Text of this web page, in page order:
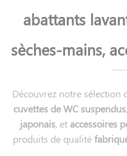
abattants
sèches-mains,
Découvrez notre sélection
cuvettes de WC suspendus,
japonais, et accessoires
produits de qualité